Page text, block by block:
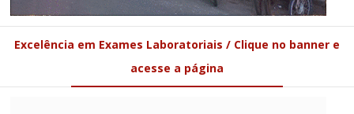
Excelência em Exames Laboratoriais / Clique no banner e
acesse a página